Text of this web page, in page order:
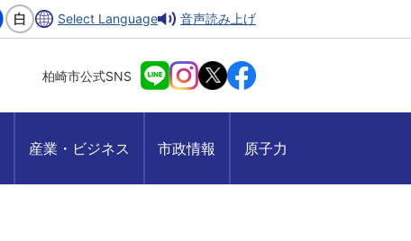
Select Language 音声読み上げ
柏崎市公式SNS
産業・ビジネス 市政情報 原子力